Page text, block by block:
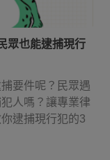
眾也能逮捕現行
要件呢？民眾遇
人嗎？讓專業律
逮捕現行犯的3